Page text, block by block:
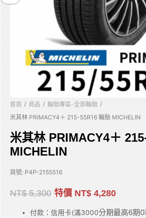
首頁 / 商品 / 輪胎專區-全部輪胎 /
米其林 PRIMACY4＋ 215-55R16 輪胎 MICHELIN
米其林 PRIMACY4＋
MICHELIN
貨號: P4P-2155516
NT$5,300 特價 NT$ 4,280
付款：信用卡(滿3000分期最高6期